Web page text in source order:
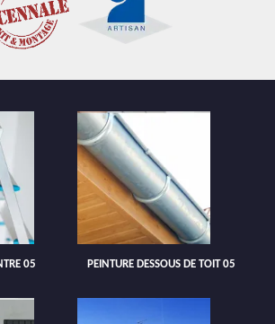
05 PEINTURE DESSOUS DE TOIT 05